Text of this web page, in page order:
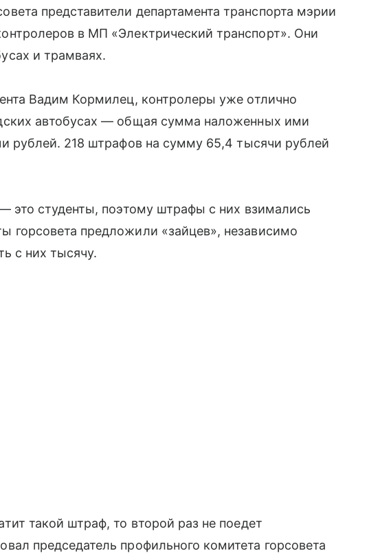
представители департамента транспорта мэрии
в МП «Электрический транспорт». Они
и трамваях.
Вадим Кормилец, контролеры уже отлично
автобусах — общая сумма наложенных ими
рублей. 218 штрафов на сумму 65,4 тысячи рублей
это студенты, поэтому штрафы с них взимались
горсовета предложили «зайцев», независимо
с них тысячу.
такой штраф, то второй раз не поедет
председатель профильного комитета горсовета